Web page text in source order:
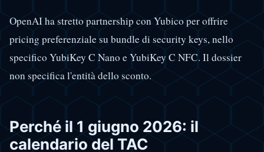
OpenAI ha stretto partnership con Yubico per offrire
pricing preferenziale su bundle di security keys, nello
specifico YubiKey C Nano e YubiKey C NFC. Il dossier
non specifica l'entità dello sconto.
Perché il 1 giugno 2026: il
calendario del TAC